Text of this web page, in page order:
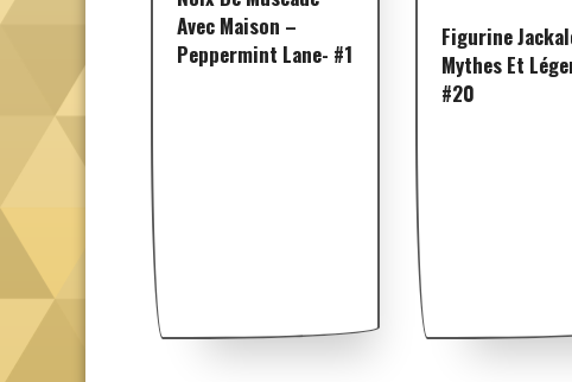
Avec Maison –
Peppermint Lane- #1
Figurine
Mythes Et
#20